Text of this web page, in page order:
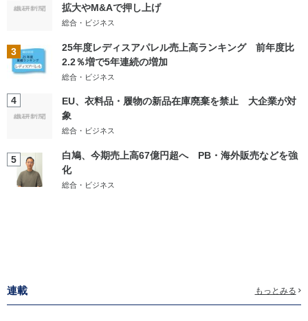
拡大やM&Aで押し上げ
総合・ビジネス
3
25年度レディスアパレル売上高ランキング 前年度比
2.2％増で5年連続の増加
総合・ビジネス
4
EU、衣料品・履物の新品在庫廃棄を禁止 大企業が対
象
総合・ビジネス
5
白鳩、今期売上高67億円超へ PB・海外販売などを強
化
総合・ビジネス
連載 もっとみる